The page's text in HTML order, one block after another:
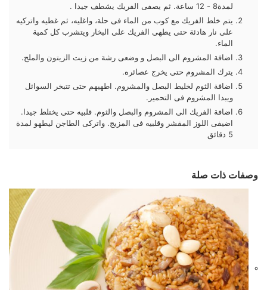
لمدة8 - 12 ساعة. ثم يصفى الفريك يشطف جيدا .
يتم خلط الفريك مع كوب من الماء فى حلة، واغليه، ثم غطيه واتركيه
على نار هادئة حتى يطهى الفريك على البخار ويتشرب كل كمية
الماء.
اضافة المشروم الى البصل و وضعى رشة من زيت الزيتون والملح.
يترك المشروم حتى يخرج عصائره.
اضافة الثوم لخليط البصل والمشروم. اطهيهم حتى تتبخر السوائل
ويبدا المشروم فى التحمير.
اضافة الفريك الى المشروم والبصل والثوم. قلبيه حتى يختلط جيدا.
اضيفى اللوز المقشر وقلبيه فى المزيج. واتركى الطاجن ليطهو لمدة
5 دقائق
وصفات ذات صلة